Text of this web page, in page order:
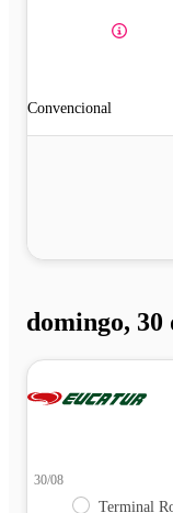
Convencional
domingo, 30
30/08
Terminal